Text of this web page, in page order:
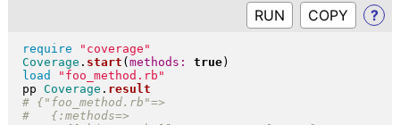
RUN ?
require " coverage "
Coverage . start ( methods: true)
load
" foo_method.rb "
pp Coverage . result